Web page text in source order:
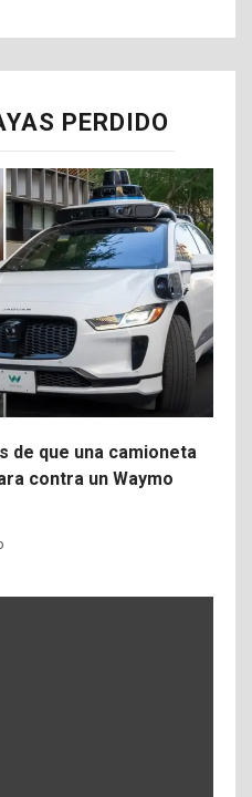
PERDIDO
de que una camioneta
contra un Waymo